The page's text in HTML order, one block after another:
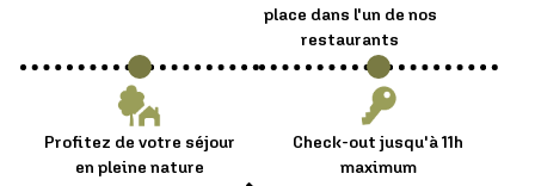
place dans l'un de nos
restaurants
Profitez de votre séjour
en pleine nature
Check-out jusqu'à 11h
maximum